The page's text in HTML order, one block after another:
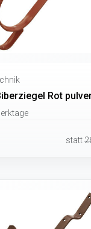
Rot
statt